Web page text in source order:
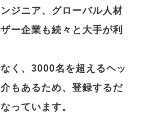
ジニア、グローバル人材
ー企業も続々と大手が利
く、3000名を超えるヘッ
もあるため、登録するだ
っています。